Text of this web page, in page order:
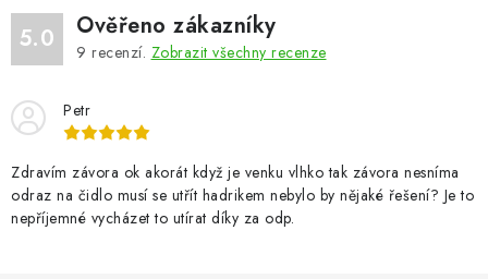
v
k
v
ý
p
i
s
v
á
n
5.0 Ověřeno zákazníky
9 recenzí. Zobrazit všechny recenze
Petr
Zdravím závora ok akorát když je venku vlhko tak závora nesníma
odraz na čidlo musí se utřít hadrikem nebylo by nějaké řešení? Je to
nepříjemné vycházet to utírat díky za odp.